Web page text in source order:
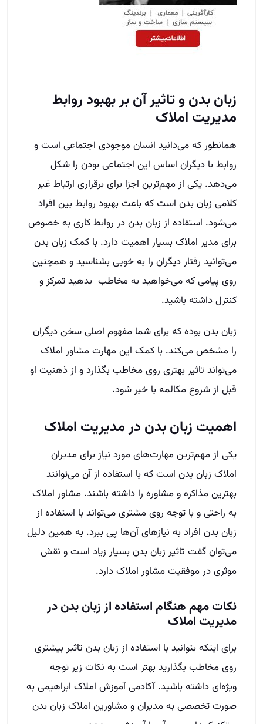
زبان بدن و تاثیر آن بر بهبود روابط
مدیریت املاک
همانطور که می‌دانید انسان موجودی اجتماعی است و
روابط با دیگران اساس این اجتماعی بودن را شکل
می‌دهد. یکی از مهم‌ترین اجزا برای برقراری ارتباط غیر
کلامی زبان بدن است که باعث بهبود روابط بین افراد
می‌شود‌. استفاده از زبان بدن در روابط کاری به خصوص
برای مدیر املاک بسیار اهمیت دارد. با کمک زبان بدن
می‌توانید رفتار دیگران را به خوبی بشناسید و همچنین
روی پیامی که می‌خواهید به مخاطب بدهید تمرکز و
کنترل داشته باشید.
زبان بدن بوده که برای شما مفهوم اصلی سخن دیگران
را مشخص می‌کند. با کمک این مهارت مشاور املاک
می‌تواند تاثیر بهتری روی مخاطب بگذارد و از ذهنیت او
قبل از شروع مکالمه با خبر شود.
اهمیت زبان بدن در مدیریت املاک
یکی از مهم‌ترین مهارت‌های مورد نیاز برای مدیران
املاک زبان بدن است که با استفاده از آن می‌توانند
بهترین مذاکره و‌ مشاوره را داشته باشند. مشاور املاک
به راحتی و با توجه روی مشتری می‌تواند با استفاده از
زبان بدن افراد به نیازهای آن‌ها پی ببرد. به همین دلیل
می‌توان گفت تاثیر زبان بدن بسیار زیاد است و نقش
موثری در موفقیت مشاور املاک دارد.‌
نکات مهم هنگام استفاده از زبان بدن در
مدیریت املاک
برای اینکه بتوانید با استفاده از زبان بدن تاثیر بیشتری
روی مخاطب بگذارید بهتر است به نکات زیر توجه
ویژه‌ای داشته باشید. آکادمی آموزش املاک ابراهیمی به
صورت تخصصی به مدیران و مشاورین املاک زبان بدن